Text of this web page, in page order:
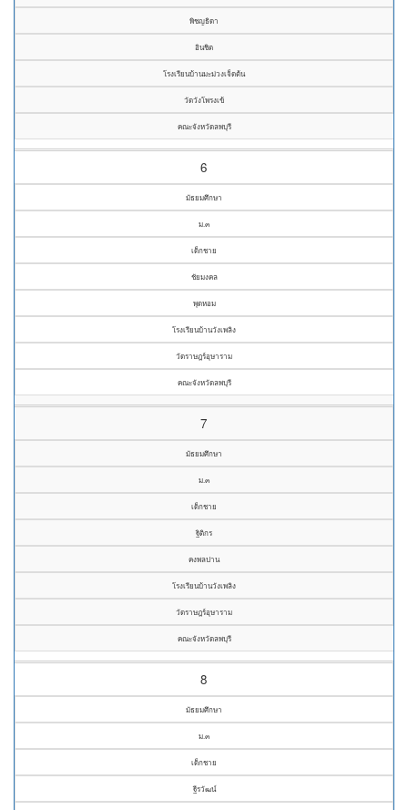
พิชญธิดา
อินชิต
โรงเรียนบ้านมะม่วงเจ็ดต้น
วัดวังโพรงเข้
คณะจังหวัดลพบุรี
6
มัธยมศึกษา
ม.๓
เด็กชาย
ชัยมงคล
พุดหอม
โรงเรียนบ้านวังเพลิง
วัดราษฎร์อุษาราม
คณะจังหวัดลพบุรี
7
มัธยมศึกษา
ม.๓
เด็กชาย
ฐิติกร
คงพลปาน
โรงเรียนบ้านวังเพลิง
วัดราษฎร์อุษาราม
คณะจังหวัดลพบุรี
8
มัธยมศึกษา
ม.๓
เด็กชาย
ฐีรวัฒน์